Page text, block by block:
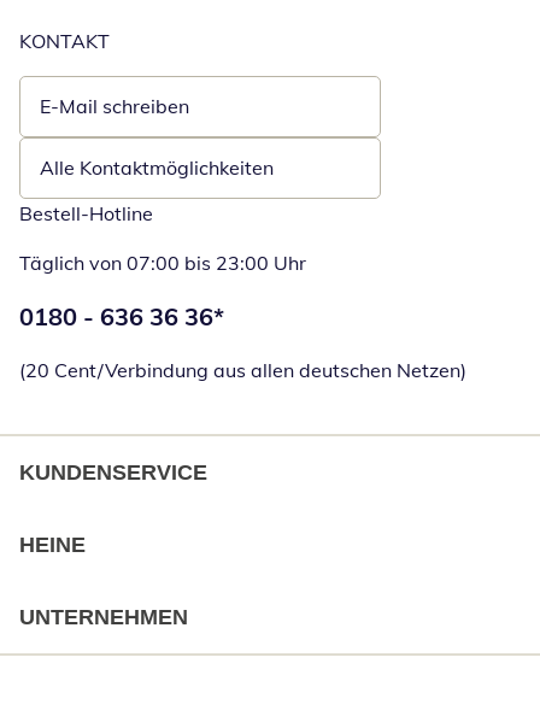
KONTAKT
E-Mail schreiben
Öffnet E-Mail-Client
Alle Kontaktmöglichkeiten
Bestell-Hotline
Täglich von 07:00 bis 23:00 Uhr
Telefonnummer:
0180 - 636 36 36*
(20 Cent/Verbindung aus allen deutschen Netzen)
KUNDENSERVICE
HEINE
UNTERNEHMEN